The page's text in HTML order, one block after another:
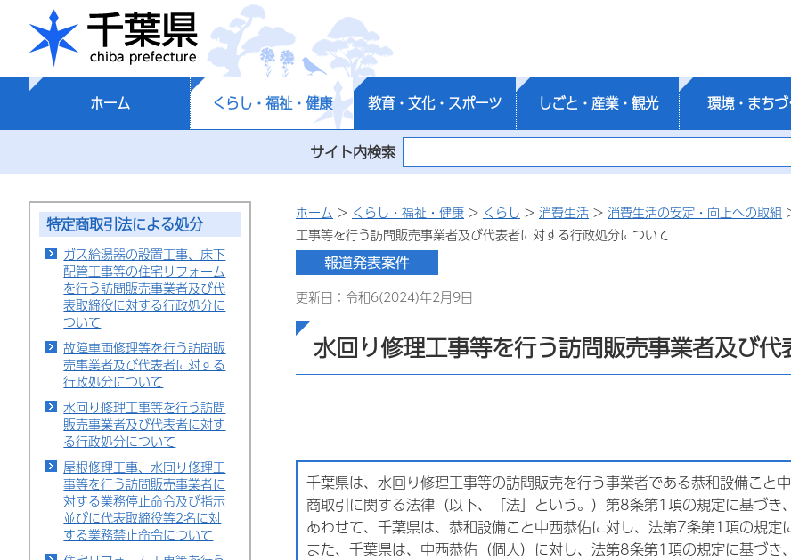
千葉県
ホーム くらし・福祉・健康 教育・文化・スポーツ しごと・産業・観光 環境・まちづ
サイト内検索
特定商取引法による処分
ガス給湯器の設置工事、床下
配管工事等の住宅リフォーム
を行う訪問販売事業者及び代
表取締役に対する行政処分に
ついて
故障車両修理等を行う訪問販
売事業者及び代表者に対する
行政処分について
水回り修理工事等を行う訪問
販売事業者及び代表者に対す
る行政処分について
屋根修理工事、水回り修理工
事等を行う訪問販売事業者に
対する業務停止命令及び指示
並びに代表取締役等2名に対
する業務禁止命令について
ホーム > くらし・福祉・健康 > くらし > 消費生活 > 消費生活の安定・向上への取組
工事等を行う訪問販売事業者及び代表者に対する行政処分について
更新日：令和6(2024)年2月9日
水回り修理工事等を行う訪問販売事業者及び
千葉県は、水回り修理工事等の訪問販売を行う事業者である恭和設備こ
商取引に関する法律（以下、「法」という。）第8条第1項の規定に基づき
あわせて、千葉県は、恭和設備こと中西恭佑に対し、法第7条第1項の規定
また、千葉県は、中西恭佑（個人）に対し、法第8条第1項の規定に基づき